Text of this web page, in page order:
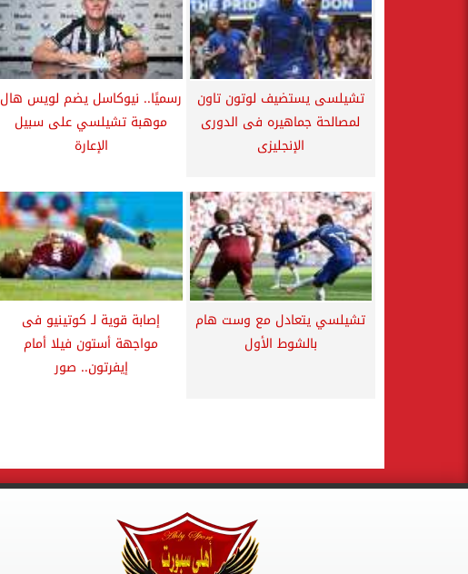
تشيلسى يستضيف لوتون تاون
لمصالحة جماهيره فى الدورى
الإنجليزى
رسميًا.. نيوكاسل يضم لويس هال
موهبة تشيلسي على سبيل
الإعارة
تشيلسي يتعادل مع وست هام
بالشوط الأول
إصابة قوية لـ كوتينيو فى
مواجهة أستون فيلا أمام
إيفرتون.. صور